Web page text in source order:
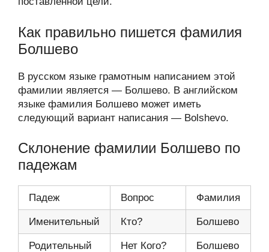
Как правильно пишется фамилия
Болшево
В русском языке грамотным написанием этой
фамилии является — Болшево. В английском
языке фамилия Болшево может иметь
следующий вариант написания — Bolshevo.
Склонение фамилии Болшево по
падежам
Падеж Вопрос Фамилия
Именительный Кто? Болшево
Родительный Нет Кого? Болшево